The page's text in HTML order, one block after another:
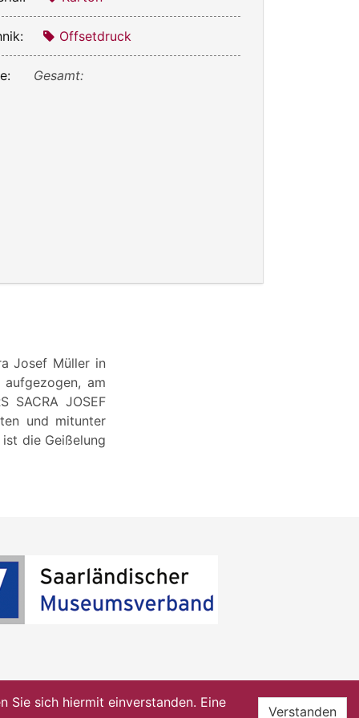
Offsetdruck
Gesamt:
Josef Müller in
am
SACRA JOSEF
und mitunter
die Geißelung
Sie sich hiermit einverstanden. Eine
Verstanden